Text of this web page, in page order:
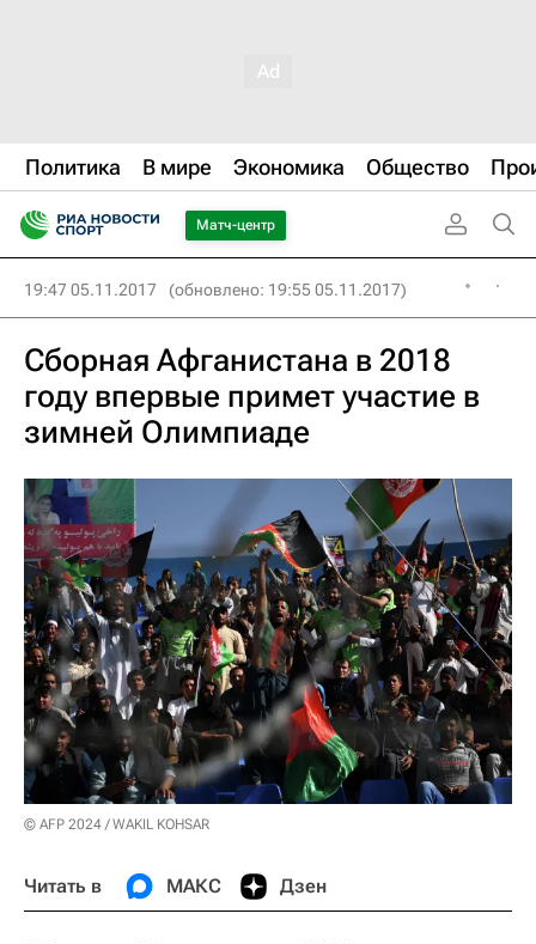
Политика В мире Экономика Общество
Матч-центр
19:47 05.11.2017 (обновлено: 19:55 05.11.2017)
Сборная Афганистана в 2018
году впервые примет участие в
зимней Олимпиаде
© AFP 2024 / WAKIL KOHSAR
Читать в МАКС Дзен